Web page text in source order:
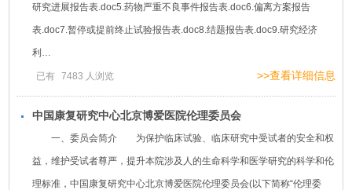
研究进展报告表.doc5.药物严重不良事件报告表.doc6.偏离方案报告
表.doc7.暂停或提前终止试验报告表.doc8.结题报告表.doc9.研究经济
利…
>>查看详细信息
已有 7483 人浏览
中国康复研究中心北京博爱医院伦理委员会
一、委员会简介 为保护临床试验、临床研究中受试者的安全和权
益，维护受试者尊严，提升本院涉及人的生命科学和医学研究的科学和伦
理标准，中国康复研究中心北京博爱医院伦理委员会(以下简称“伦理委